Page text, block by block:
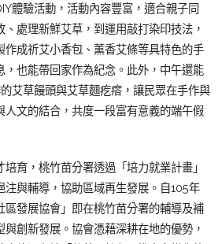
體驗活動，活動內容豐富，適合親子同
處理新鮮艾草，到運用敲打染印技法，
作成祈艾小香包、薰香艾條等具特色的手
，也能帶回家作為紀念。此外，中午還能
艾草饅頭與艾草麵疙瘩，讓民眾在手作與
人文的結合，共度一段富有意義的端午假
育，桃竹苗分署透過「培力就業計畫」
注與輔導，協助區域再生發展。自105年
區發展協會」即在桃竹苗分署的輔導及補
創新發展。協會憑藉深耕在地的優勢，